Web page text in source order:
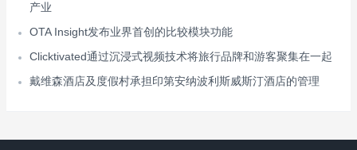
产业
OTA Insight发布业界首创的比较模块功能
Clicktivated通过沉浸式视频技术将旅行品牌和游客聚集在一起
戴维森酒店及度假村承担印第安纳波利斯威斯汀酒店的管理